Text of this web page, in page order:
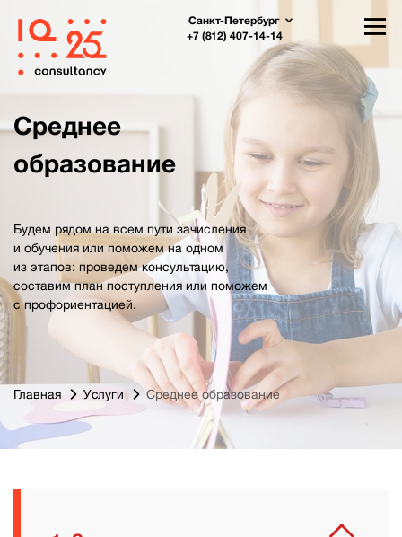
Санкт-Петербург
+7 (812) 407-14-14
Среднее
образование
Главная Услуги Среднее образование
Будем рядом на всем пути зачисления
и обучения или поможем на одном
из этапов: проведем консультацию,
составим план поступления или поможем
с профориентацией.